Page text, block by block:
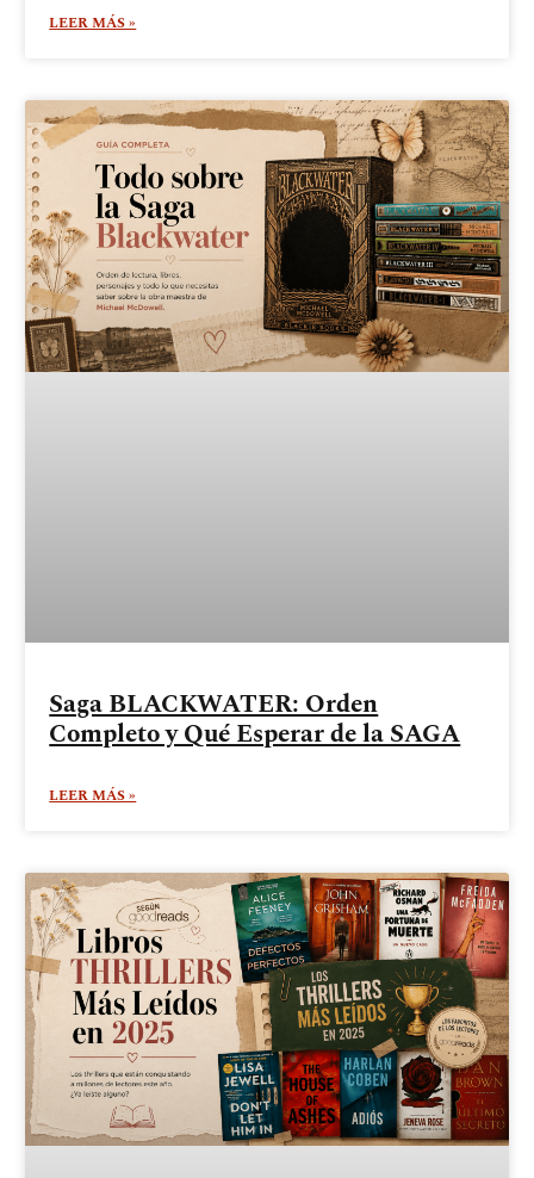
LEER MÁS »
Saga BLACKWATER: Orden
Completo y Qué Esperar de la SAGA
LEER MÁS »